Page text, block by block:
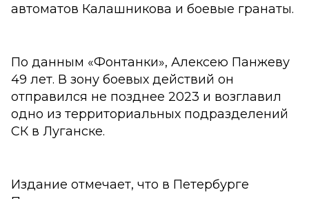
автоматов Калашникова и боевые гранаты.
По данным «Фонтанки», Алексею Панжеву
49 лет. В зону боевых действий он
отправился не позднее 2023 и возглавил
одно из территориальных подразделений
СК в Луганске.
Издание отмечает, что в Петербурге